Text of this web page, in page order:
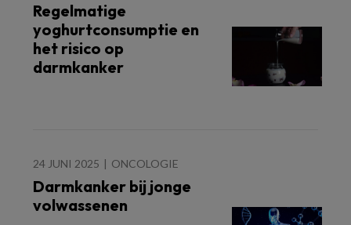
Regelmatige
yoghurtconsumptie en
het risico op
darmkanker
24 JUNI 2025 ONCOLOGIE
Darmkanker bij jonge
volwassenen